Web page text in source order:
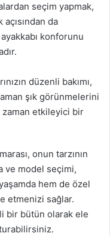
seçim yapmak,
da
konforunu
düzenli bakımı,
şık görünmelerini
zaman etkileyici bir
onun tarzının
ve model seçimi,
hem de özel
etmenizi sağlar.
bir bütün olarak ele